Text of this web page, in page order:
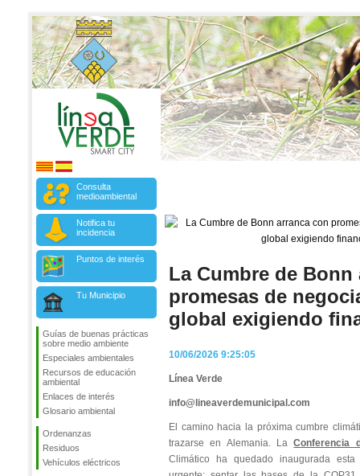
Consulta
medioambiental
Notifica tu
incidencia
Puntos de interés
Tu Municipio
Guías de buenas prácticas
sobre medio ambiente
Especiales ambientales
Recursos de educación
ambiental
Enlaces de interés
Glosario ambiental
Ordenanzas
Residuos
Vehículos eléctricos
La Cumbre de Bonn
promesas de
global exigiendo
10/06/2026 9:25:05
Línea Verde
info@lineaverdemunicipal.com
El camino hacia la próxima cumbre
trazarse en Alemania. LaConferencia
Climático ha quedado inaugurada